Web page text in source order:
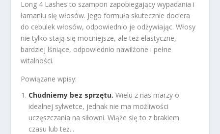
Long 4 Lashes to szampon zapobiegający wypadania i
łamaniu się włosów. Jego formuła skutecznie dociera
do cebulek włosów, odpowiednio je odżywiając. Włosy
nie tylko stają się mocniejsze, ale też elastyczne,
bardziej lśniące, odpowiednio nawilżone i pełne
witalności.
Powiązane wpisy:
Chudniemy bez sprzętu. Wielu z nas marzy o
idealnej sylwetce, jednak nie ma możliwości
uczęszczania na siłowni. Wiąże się to z brakiem
czasu lub też...